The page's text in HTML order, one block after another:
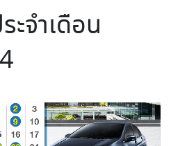
จำเดือน